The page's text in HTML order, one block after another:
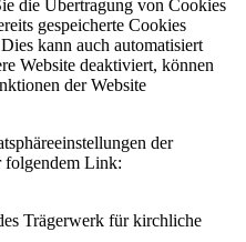
die Übertragung von Cookies
gespeicherte Cookies
kann auch automatisiert
Website deaktiviert, können
der Website
der
folgendem Link:
Trägerwerk für kirchliche